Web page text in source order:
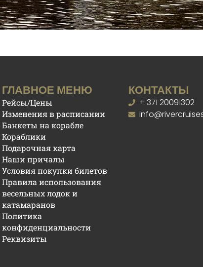
ГЛАВНОЕ МЕНЮ
Рейсы/Цены
Изменения в расписании
Банкеты на корабле
Кораблики
Подарочная карта
Наши причалы
Условия покупки билетов
Правила использования
весельных лодок и
катамаранов
Политика
конфиденциальности
Реквизиты
КОНТАКТЫ
+ 371 20091302